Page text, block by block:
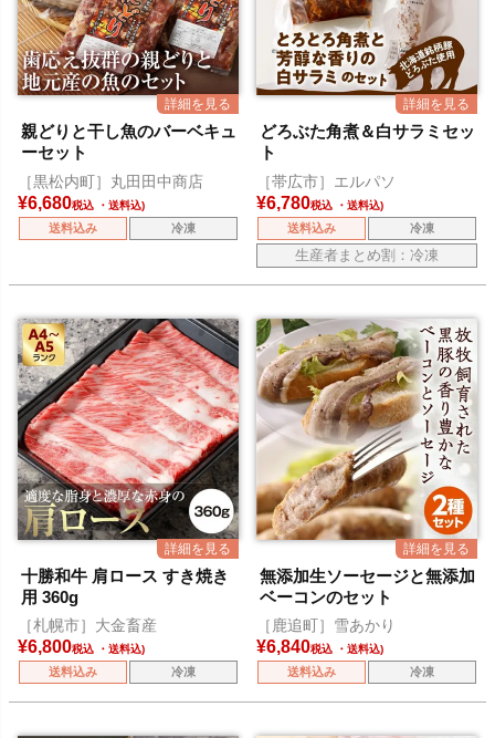
親どりと干し魚のバーベキュ
ーセット
［黒松内町］丸田田中商店
¥6,680税込
送料込み 冷凍
どろぶた角煮＆白サラミセッ
ト
［帯広市］エルパソ
¥6,780税込
送料込み 冷凍
生産者まとめ割：冷凍
十勝和牛 肩ロース すき焼き
用 360g
［札幌市］大金畜産
¥6,800税込
送料込み 冷凍
無添加生ソーセージと無添加
ベーコンのセット
［鹿追町］雪あかり
¥6,840税込
送料込み 冷凍